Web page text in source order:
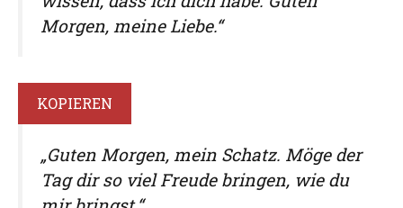
Morgen, meine Liebe.“
KOPIEREN
„Guten Morgen, mein Schatz. Möge der
Tag dir so viel Freude bringen, wie du